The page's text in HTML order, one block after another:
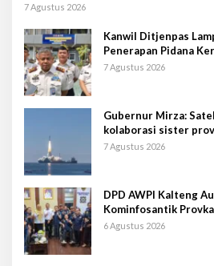
7 Agustus 2026
Kanwil Ditjenpas
Penerapan Pidana
7 Agustus 2026
Gubernur Mirza:
kolaborasi sister
Lampung
7 Agustus 2026
DPD AWPI Kalteng
Kominfosantik
Rencana Kongnas II
6 Agustus 2026